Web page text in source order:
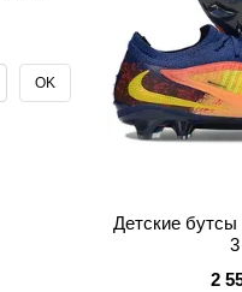
Детские
2
OK